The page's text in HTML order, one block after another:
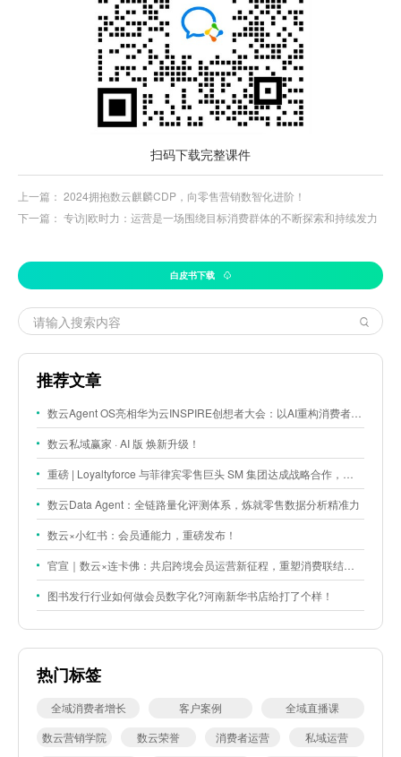
扫码下载完整课件
上一篇： 2024拥抱数云麒麟CDP，向零售营销数智化进阶！
下一篇： 专访|欧时力：运营是一场围绕目标消费群体的不断探索和持续发力
白皮书下载
推荐文章
数云Agent OS亮相华为云INSPIRE创想者大会：以AI重构消费者运营与零售营销新范式
数云私域赢家 · AI 版 焕新升级！
重磅 | Loyaltyforce 与菲律宾零售巨头 SM 集团达成战略合作，携手开启 SMAC 会员数智化运营新征程
数云Data Agent：全链路量化评测体系，炼就零售数据分析精准力
数云×小红书：会员通能力，重磅发布！
官宣｜数云×连卡佛：共启跨境会员运营新征程，重塑消费联结新体验
图书发行行业如何做会员数字化?河南新华书店给打了个样！
热门标签
全域消费者增长 客户案例
全域直播课
数云营销学院
数云荣誉 消费者运营
私域运营